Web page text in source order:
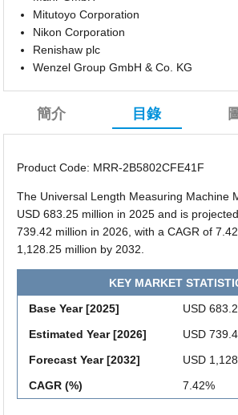
Mitutoyo Corporation
Nikon Corporation
Renishaw plc
Wenzel Group GmbH & Co. KG
簡介 目錄
Product Code: MRR-2B5802CFE41F
The Universal Length Measuring Machine
USD 683.25 million in 2025 and is
739.42 million in 2026, with a CAGR of
1,128.25 million by 2032.
KEY MARKET
Base Year [2025]
USD
Estimated Year [2026]
USD
Forecast Year [2032]
USD
CAGR (%)
7.42%